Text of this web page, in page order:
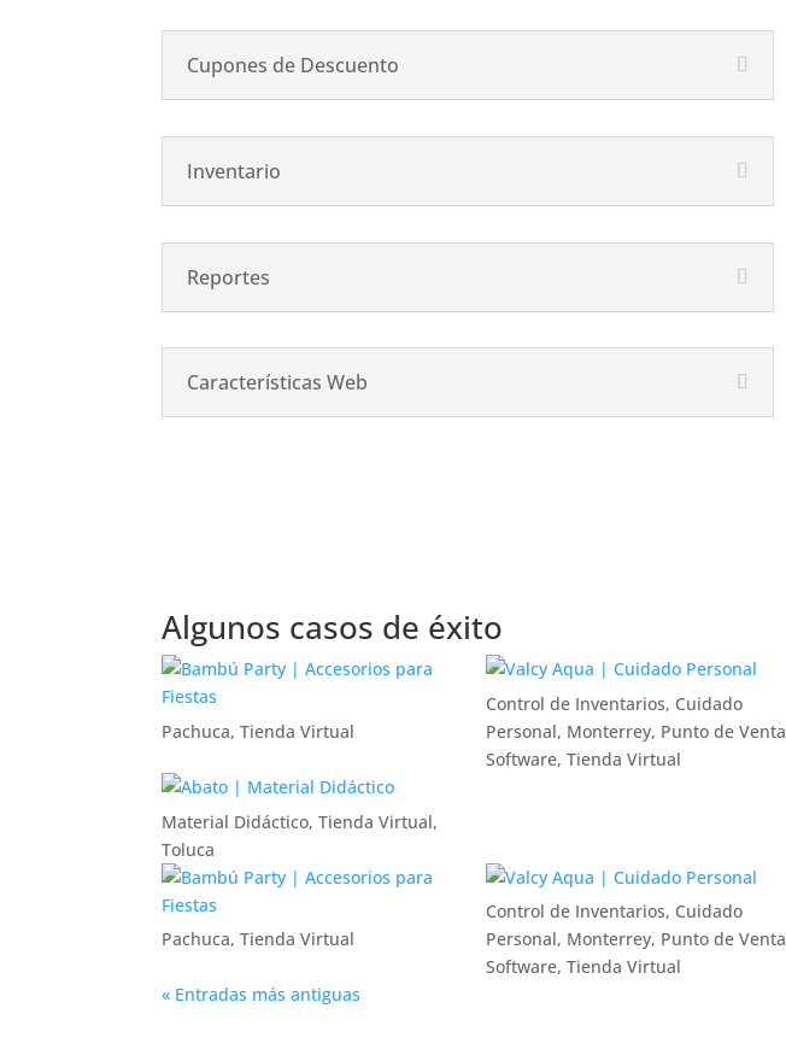
Cupones de Descuento
Inventario
Reportes
Características Web
Algunos casos de éxito
Pachuca,Tienda Virtual
Control de Inventarios, Cuidado
Personal, Monterrey, Punto de Venta
Software,Tienda Virtual
Material Didáctico,Tienda Virtual,
Toluca
Pachuca,Tienda Virtual
Control de Inventarios, Cuidado
Personal, Monterrey, Punto de Venta
Software,Tienda Virtual
« Entradas más antiguas